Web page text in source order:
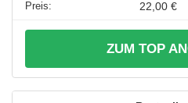
22,00 €
ZUM TOP